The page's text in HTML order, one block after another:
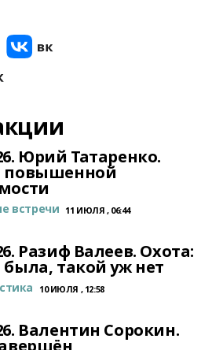
Юрий Татаренко.
повышенной
встречи 11 ИЮЛЯ , 06:44
Разиф Валеев. Охота:
была, такой уж нет
10 ИЮЛЯ , 12:58
Валентин Сорокин.